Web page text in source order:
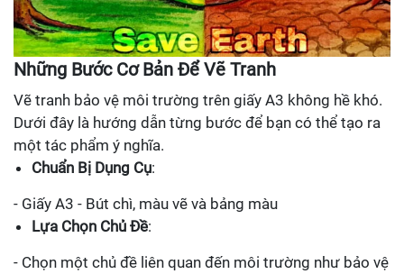
Những Bước Cơ Bản Để Vẽ Tranh
Vẽ tranh bảo vệ môi trường trên giấy A3 không hề khó.
Dưới đây là hướng dẫn từng bước để bạn có thể tạo ra
một tác phẩm ý nghĩa.
Chuẩn Bị Dụng Cụ:
- Giấy A3 - Bút chì, màu vẽ và bảng màu
Lựa Chọn Chủ Đề:
- Chọn một chủ đề liên quan đến môi trường như bảo vệ